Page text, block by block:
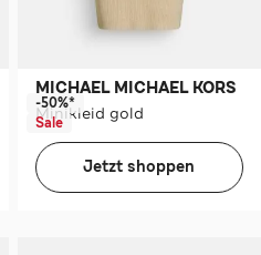
MICHAEL MICHAEL KORS
Minikleid gold
-50%*
Sale
Jetzt shoppen